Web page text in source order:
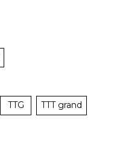
TTG TTT grand